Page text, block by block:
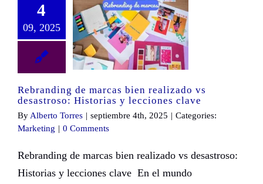
4
09, 2025
Rebranding de marcas bien realizado vs
desastroso: Historias y lecciones clave
By Alberto Torres | septiembre 4th, 2025 | Categories:
Marketing | 0 Comments
Rebranding de marcas bien realizado vs desastroso:
Historias y lecciones clave En el mundo